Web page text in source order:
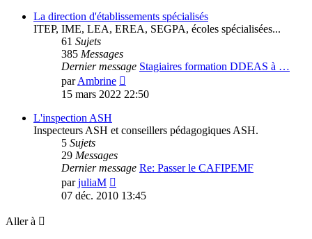
message
La direction d'établissements spécialisés
ITEP, IME, LEA, EREA, SEGPA, écoles spécialisées...
61 Sujets
385 Messages
Dernier message Stagiaires formation DDEAS à …
parAmbrine
le
15 mars 2022 22:50
L'inspection ASH
Inspecteurs ASH et conseillers pédagogiques ASH.
5 Sujets
29 Messages
Dernier message Re: Passer le CAFIPEMF
parjuliaM
le
07 déc. 2010 13:45
Aller à